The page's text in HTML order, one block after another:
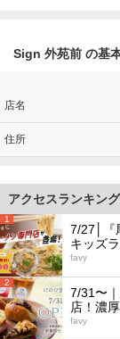
Sign 外苑前 の基
店名
住所
アクセスランキング
1
7/27│『
キッズ
favy
2
7/31〜
店！濃
favy